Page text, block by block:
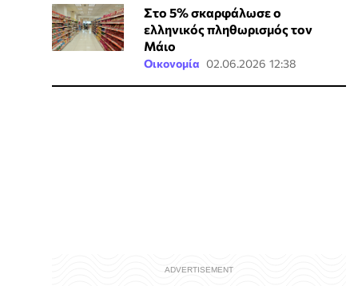
Στο 5% σκαρφάλωσε ο
ελληνικός πληθωρισμός τον
Μάιο
Οικονομία 02.06.2026 12:38